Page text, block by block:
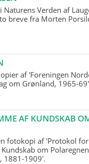
Verden af
breve fra Morten
af 'Foreningen
om Grønland, 1965-
AF KUNDSKAB
fotokopi af 'Protokol for
om
1881-1909'.